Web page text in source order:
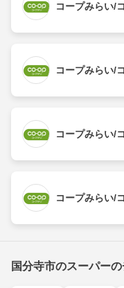
コープみらい/
コープみらい/
コープみらい/
コープみらい/
国分寺市のスーパー